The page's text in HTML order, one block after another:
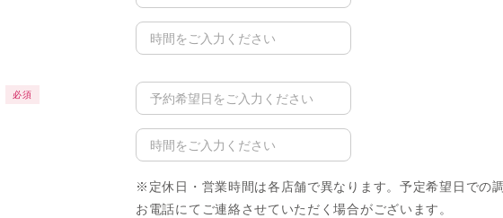
必須
※定休日・営業時間は各店舗で異なります。予定希望日での
お電話にてご連絡させていただく場合がございます。